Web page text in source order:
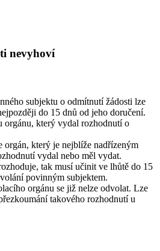
nevyhoví
subjektu o odmítnutí žádosti lze
do 15 dnů od jeho doručení.
orgánu, který vydal rozhodnutí o
orgán, který je nejblíže nadřízeným
vydal nebo měl vydat.
tak musí učinit ve lhůtě do 15
povinným subjektem.
orgánu se již nelze odvolat. Lze
takového rozhodnutí u